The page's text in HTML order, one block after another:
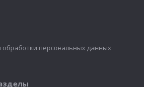
персональных данных